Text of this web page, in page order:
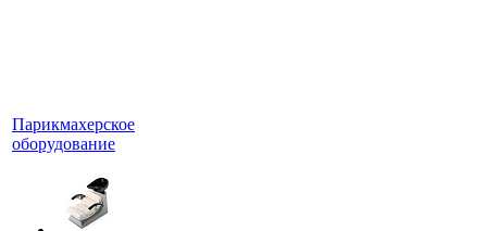
Парикмахерское
оборудование